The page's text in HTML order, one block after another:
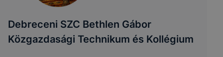
Debreceni SZC Bethlen Gábor
Közgazdasági Technikum és Kollégium